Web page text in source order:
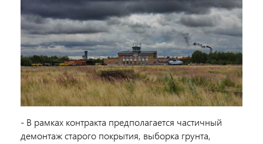
- В рамках контракта предполагается частичный
демонтаж старого покрытия, выборка грунта,